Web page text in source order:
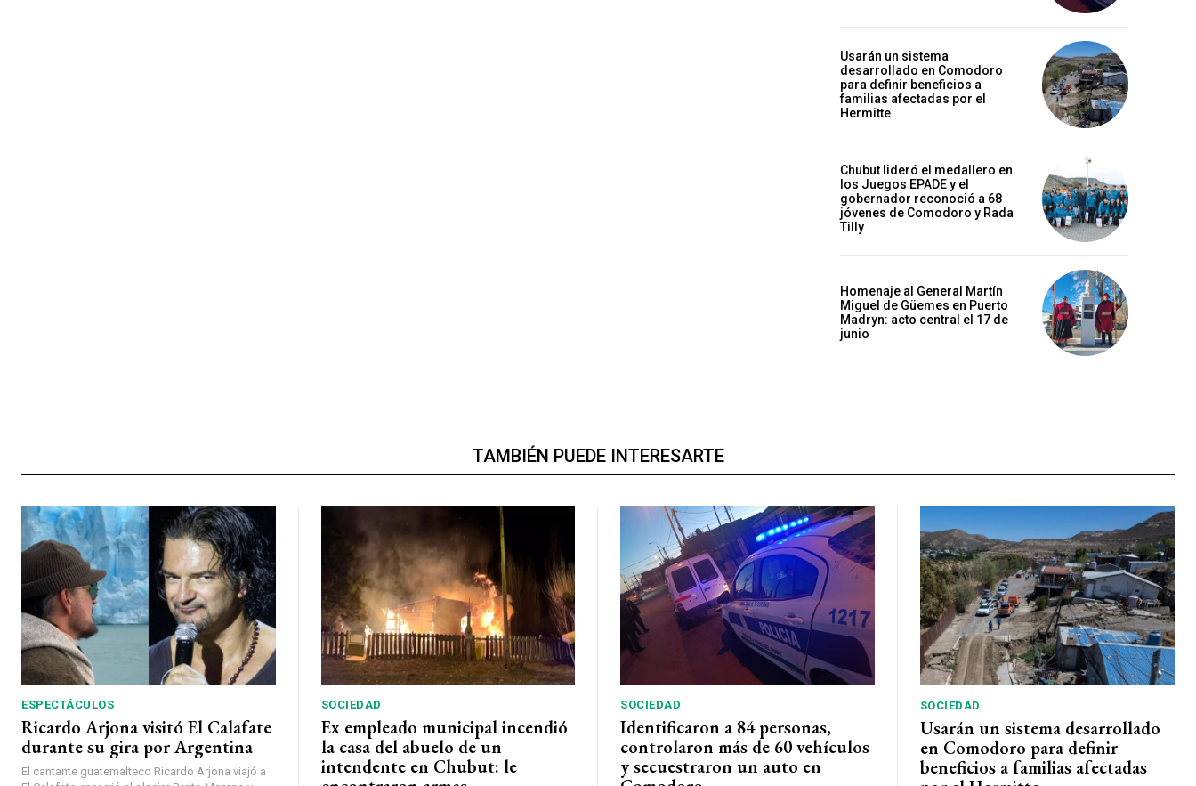
Usarán un sistema
desarrollado en Comodoro
para definir beneficios a
familias afectadas por el
Hermitte
Chubut lideró el medallero en
los Juegos EPADE y el
gobernador reconoció a 68
jóvenes de Comodoro y Rada
Tilly
Homenaje al General Martín
Miguel de Güemes en Puerto
Madryn: acto central el 17 de
junio
TAMBIÉN PUEDE INTERESARTE
ESPECTÁCULOS
Ricardo Arjona visitó El Calafate
durante su gira por Argentina
El cantante guatemalteco Ricardo Arjona viajó a
SOCIEDAD
Ex empleado municipal incendió
la casa del abuelo de un
intendente en Chubut: le
SOCIEDAD
Identificaron a 84 personas,
controlaron más de 60 vehículos
y secuestraron un auto en
SOCIEDAD
Usarán un sistema desarrollado
en Comodoro para definir
beneficios a familias afectadas